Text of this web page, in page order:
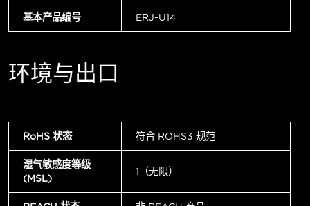
基本产品编号 ERJ-U14
环境与出口
RoHS 状态 符合 ROHS3 规范
湿气敏感度等级
(MSL)
1（无限）